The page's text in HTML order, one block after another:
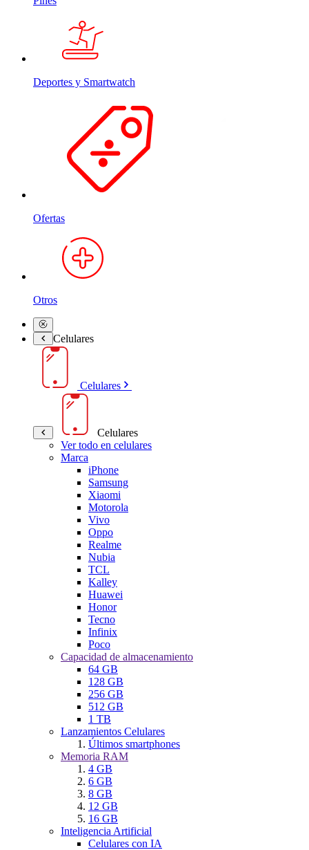
Deportes y Smartwatch
Ofertas
Otros
Celulares
Celulares
Celulares
Ver todo en celulares
Marca
iPhone
Samsung
Xiaomi
Motorola
Vivo
Oppo
Realme
Nubia
TCL
Kalley
Huawei
Honor
Tecno
Infinix
Poco
Capacidad de almacenamiento
64 GB
128 GB
256 GB
512 GB
1 TB
Lanzamientos Celulares
Últimos smartphones
Memoria RAM
4 GB
6 GB
8 GB
12 GB
16 GB
Inteligencia Artificial
Celulares con IA